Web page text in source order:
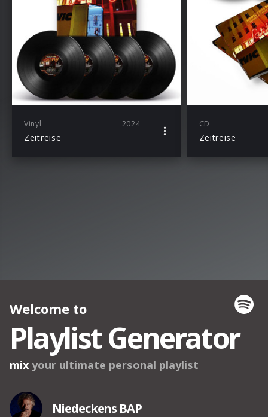
Vinyl 2024
Zeitreise
CD
Zeitreise